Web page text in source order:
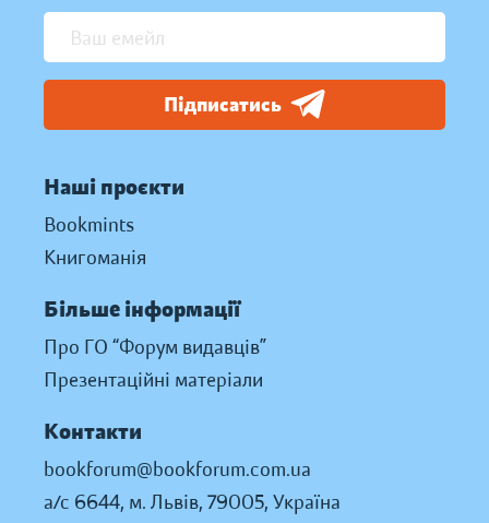
Підписатись
Наші проєкти
Bookmints
Книгоманія
Більше інформації
Про ГО “Форум видавців”
Презентаційні матеріали
Контакти
bookforum@bookforum.com.ua
а/с 6644, м. Львів, 79005, Україна